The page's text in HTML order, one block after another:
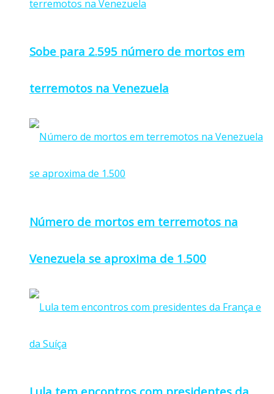
Sobe para 2.595 número de mortos em
terremotos na Venezuela
Número de mortos em terremotos na
Venezuela se aproxima de 1.500